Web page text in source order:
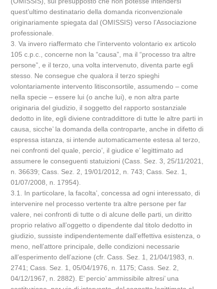
quest’ultimo destinatario della domanda riconvenzionale
originariamente spiegata dal (OMISSIS) verso l’Associazione
professionale.
3. Va invero riaffermato che l’intervento volontario ex articolo
105 c.p.c., concerne non la “causa”, ma il “processo tra altre
persone”, e il terzo, una volta intervenuto, diventa parte egli
stesso. Ne consegue che qualora il terzo spieghi
volontariamente intervento litisconsortile, assumendo – come
nella specie – essere lui (o anche lui), e non altra parte
originaria del giudizio, il soggetto del rapporto sostanziale
dedotto in lite, egli diviene contraddittore di tutte le altre parti in
causa, sicche’ la domanda della controparte, anche in difetto di
espressa istanza, si intende automaticamente estesa al terzo,
nei confronti del quale, percio’, il giudice e’ legittimato ad
assumere le conseguenti statuizioni (Cass. Sez. 3, 25/11/2021,
n. 36639; Cass. Sez. 2, 19/01/2012, n. 743; Cass. Sez. 1,
01/07/2008, n. 17954).
3.1. In particolare, la facolta’, concessa ad ogni interessato, di
intervenire nel processo vertente tra altre persone per far
valere, nei confronti di tutte o di alcune delle parti, un diritto
proprio relativo all’oggetto o dipendente dal titolo dedotto in
giudizio, sussiste indipendentemente dall’effettiva esistenza, o
meno, nell’attore principale, delle condizioni necessarie
all’esperimento dell’azione (cfr. Cass. Sez. 1, 21/04/1983, n.
2741; Cass. Sez. 1, 05/04/1976, n. 1175; Cass. Sez. 2,
04/12/1967, n. 2882). E’ percio’ ammissibile altresi’ una